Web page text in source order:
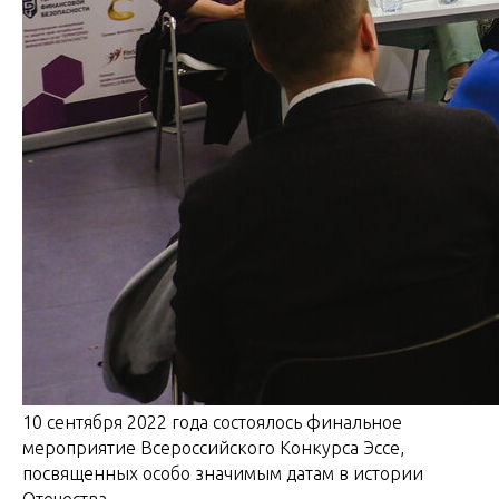
10 сентября 2022 года состоялось финальное
мероприятие Всероссийского Конкурса Эссе,
посвященных особо значимым датам в истории